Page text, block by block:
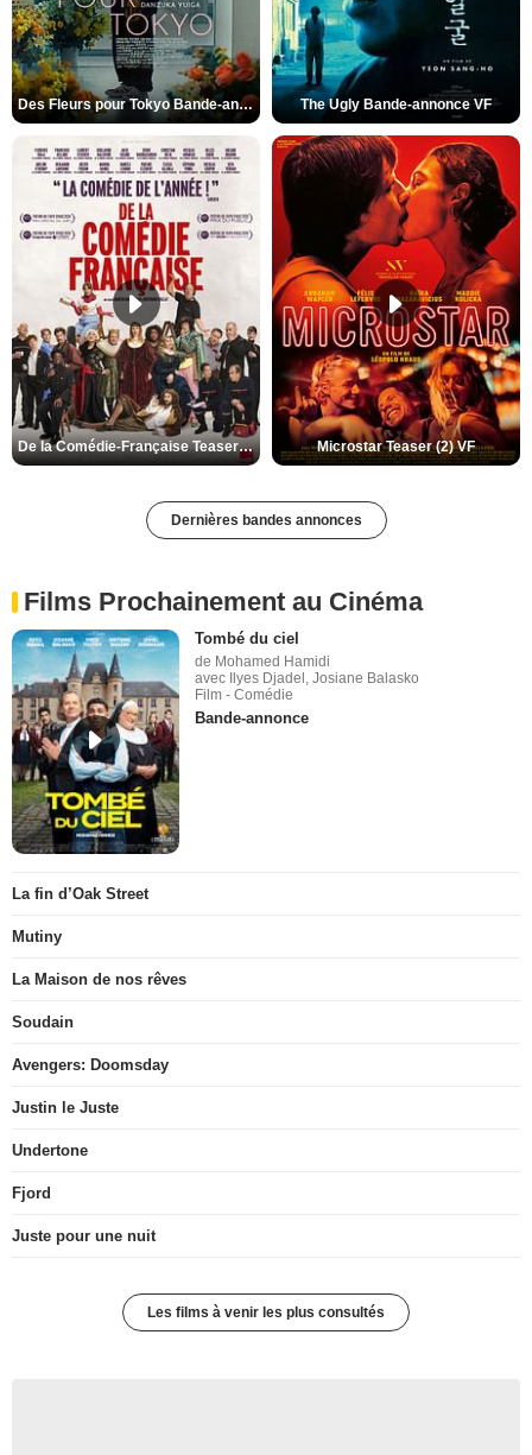
Des Fleurs pour Tokyo Bande-annonce VO STFR The Ugly Bande-annonce VF
De la Comédie-Française Teaser (3) VF Microstar Teaser (2) VF
Dernières bandes annonces
Films Prochainement au Cinéma
Tombé du ciel
de Mohamed Hamidi
avec Ilyes Djadel, Josiane Balasko
Film - Comédie
Bande-annonce
La fin d’Oak Street
Mutiny
La Maison de nos rêves
Soudain
Avengers: Doomsday
Justin le Juste
Undertone
Fjord
Juste pour une nuit
Les films à venir les plus consultés